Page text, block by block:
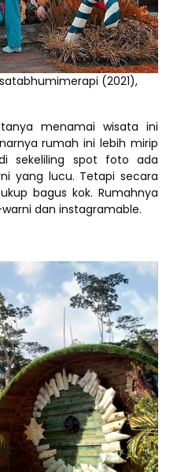
(2021),
menamai wisata ini
rumah ini lebih mirip
sekeliling spot foto ada
yang lucu. Tetapi secara
bagus kok. Rumahnya
dan instagramable.